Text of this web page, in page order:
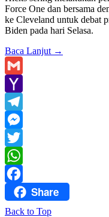
Force One dan bersama
ke Cleveland untuk debat
Biden pada hari Selasa.
Baca Lanjut →
Gmail
Yahoo
Mail
Telegram
Messenger
Twitter
WhatsApp
FacebookShare
Back to Top